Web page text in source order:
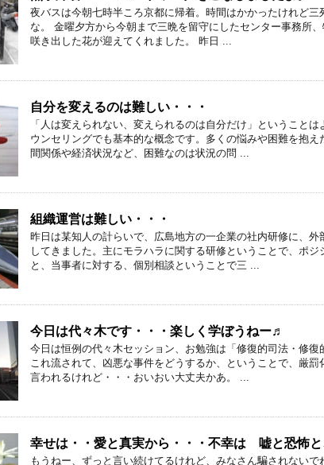
夜バスは今朝七時半ころ京都に帰着。時間はかかったけれど三
な。 金曜夕方から今朝まで三晩を留守にしたセンター事務所、
咲き出した花が迎えてくれました。 昨日 ...
自分を変えるのは難しい・・・
「人は変えられない、変えられるのは自分だけ」ということ
ウンセリングでも基本的な概念です。多くの悩みや困難を抱え
間関係や経済状況など、困難なのは状況の問 ...
組織運営は難しい・・・
昨日は某知人の計らいで、広島地方の一企業の社内研修に、外
してきました。主にモラハラに関する研修ということで、ポ
と、当事者に対する、個別相談ということで三 ...
今日は代々木です・・・楽しく学ぼうねー♬
今日は恒例の代々木セッション、お勉強は「修復的司法・修復
これ流されて、凶悪な事件をどうするか、ということで、厳
言われるけれど・・・おいおい大丈夫かあ。 ...
幸せは・・愛と真実から・・・不幸は 嘘と恐怖
もうねー、ずっと言い続けてるけれど、みなさん騙されないで